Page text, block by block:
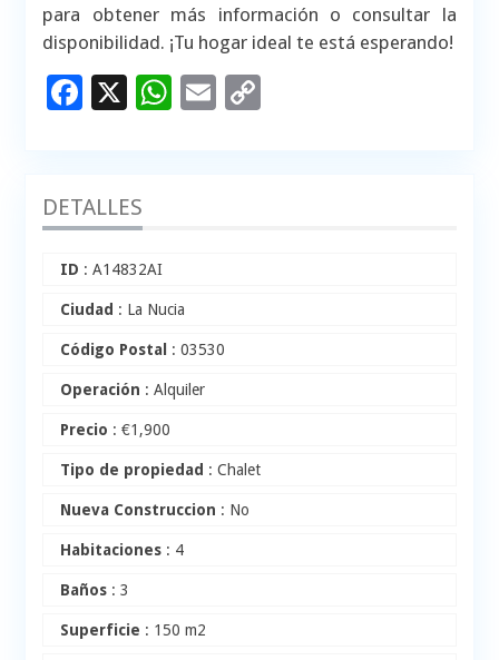
para obtener más información o consultar la
disponibilidad. ¡Tu hogar ideal te está esperando!
Facebook
X WhatsApp
Email
DETALLES
ID : A14832AI
Ciudad : La Nucia
Código Postal : 03530
Operación : Alquiler
Precio :€1,900
Tipo de propiedad : Chalet
Nueva Construccion : No
Habitaciones : 4
Baños : 3
Superficie : 150 m2